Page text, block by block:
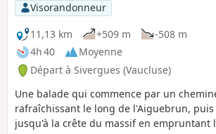
Visorandonneur
11,13 km
+509 m
-508 m
4h 40
Moyenne
Départ à Sivergues (Vaucluse)
Une balade qui commence par un
rafraîchissant le long de l'Aiguebrun, puis
jusqu'à la crête du massif en empruntant